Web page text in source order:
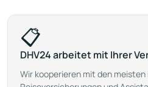
📋
DHV24 arbeitet mit Ihrer
Wir kooperieren mit den